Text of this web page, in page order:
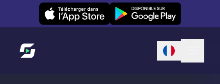
Leexi on iOS Leexi on Android
Lien vers l'accueil